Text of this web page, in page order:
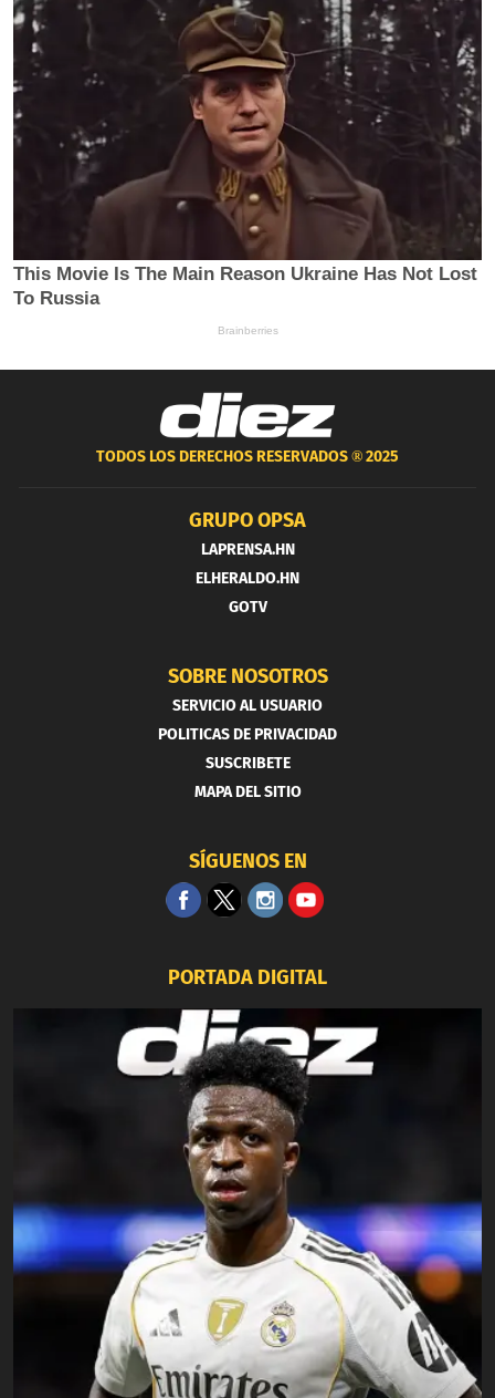
TODOS LOS DERECHOS RESERVADOS ®2025
GRUPO OPSA
LAPRENSA.HN
ELHERALDO.HN
GOTV
SOBRE NOSOTROS
SERVICIO AL USUARIO
POLITICAS DE PRIVACIDAD
SUSCRIBETE
MAPA DEL SITIO
SÍGUENOS EN
PORTADA DIGITAL